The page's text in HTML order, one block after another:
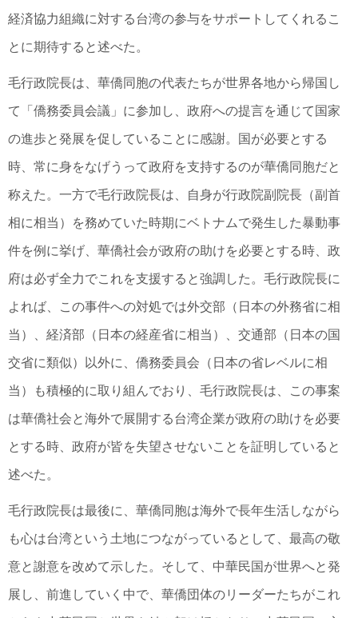
経済協力組織に対する台湾の参与をサポートしてくれるこ
とに期待すると述べた。
毛行政院長は、華僑同胞の代表たちが世界各地から帰国し
て「僑務委員会議」に参加し、政府への提言を通じて国家
の進歩と発展を促していることに感謝。国が必要とする
時、常に身をなげうって政府を支持するのが華僑同胞だと
称えた。一方で毛行政院長は、自身が行政院副院長（副首
相に相当）を務めていた時期にベトナムで発生した暴動事
件を例に挙げ、華僑社会が政府の助けを必要とする時、政
府は必ず全力でこれを支援すると強調した。毛行政院長に
よれば、この事件への対処では外交部（日本の外務省に相
当）、経済部（日本の経産省に相当）、交通部（日本の国
交省に類似）以外に、僑務委員会（日本の省レベルに相
当）も積極的に取り組んでおり、毛行政院長は、この事案
は華僑社会と海外で展開する台湾企業が政府の助けを必要
とする時、政府が皆を失望させないことを証明していると
述べた。
毛行政院長は最後に、華僑同胞は海外で長年生活しながら
も心は台湾という土地につながっているとして、最高の敬
意と謝意を改めて示した。そして、中華民国が世界へと発
展し、前進していく中で、華僑団体のリーダーたちがこれ